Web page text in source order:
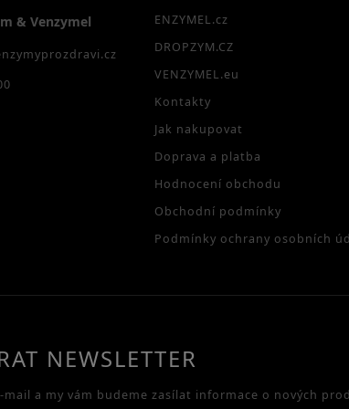
& Venzymel
ENZYMEL.cz
DROPZYM.CZ
VENZYMEL.eu
Kontakty
Jak nakupovat
Doprava a platba
Hodnocení obchodu
Obchodní podmínky
Podmínky ochrany osobních
NEWSLETTER
mail a my vám budeme zasílat informace o nových